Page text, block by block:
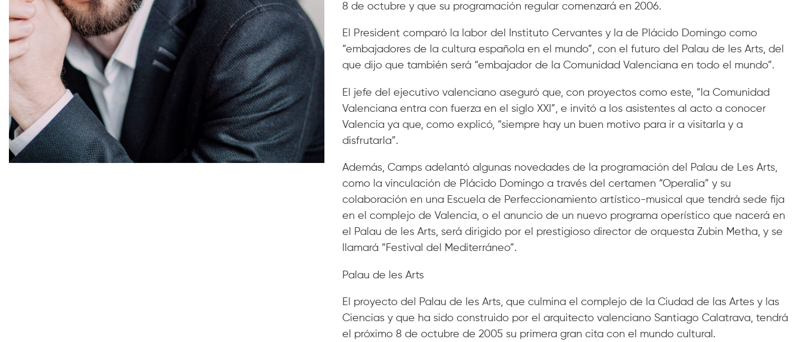
8 de octubre y que su programación regular comenzará en 2006.
El President comparó la labor del Instituto Cervantes y la de Plácido Domingo como
“embajadores de la cultura española en el mundo”, con el futuro del Palau de les Arts, del
que dijo que también será “embajador de la Comunidad Valenciana en todo el mundo”.
El jefe del ejecutivo valenciano aseguró que, con proyectos como este, “la Comunidad
Valenciana entra con fuerza en el siglo XXI”, e invitó a los asistentes al acto a conocer
Valencia ya que, como explicó, “siempre hay un buen motivo para ir a visitarla y a
disfrutarla”.
Además, Camps adelantó algunas novedades de la programación del Palau de Les Arts,
como la vinculación de Plácido Domingo a través del certamen “Operalia” y su
colaboración en una Escuela de Perfeccionamiento artístico-musical que tendrá sede fija
en el complejo de Valencia, o el anuncio de un nuevo programa operístico que nacerá en
el Palau de les Arts, será dirigido por el prestigioso director de orquesta Zubin Metha, y se
llamará “Festival del Mediterráneo”.
Palau de les Arts
El proyecto del Palau de les Arts, que culmina el complejo de la Ciudad de las Artes y las
Ciencias y que ha sido construido por el arquitecto valenciano Santiago Calatrava, tendrá
el próximo 8 de octubre de 2005 su primera gran cita con el mundo cultural.